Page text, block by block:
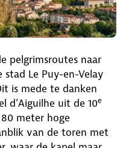
pelgrimsroutes naar
stad Le Puy-en-Velay
is mede te danken
d’Aiguilhe uit de 10e
meter hoge
van de toren met